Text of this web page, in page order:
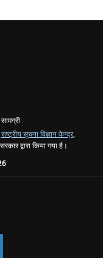
राष्ट्रीय सूचना विज्ञान केन्द्र,
द्वारा किया गया है।